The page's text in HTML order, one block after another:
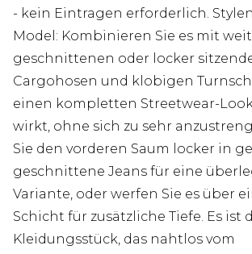
- kein Eintragen erforderlich.
Model: Kombinieren Sie es mit weit
geschnittenen oder locker
Cargohosen und klobigen
einen kompletten Streetwear-
wirkt, ohne sich zu sehr
Sie den vorderen Saum locker in
geschnittene Jeans für eine
Variante, oder werfen Sie es über
Schicht für zusätzliche Tiefe. Es ist
Kleidungsstück, das nahtlos vom